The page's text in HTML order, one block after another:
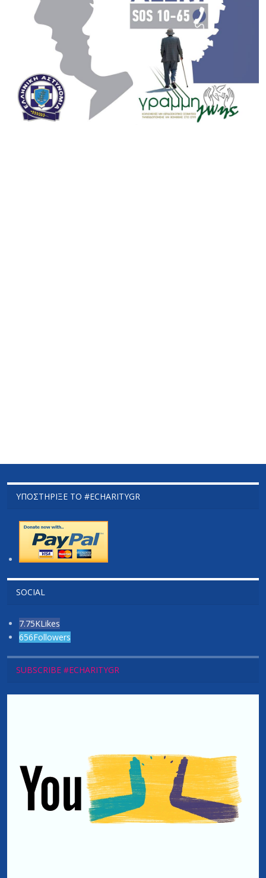
ΥΠΟΣΤΉΡΙΞΕ ΤΟ #ECHARITYGR
SOCIAL
7.75KLikes
656Followers
SUBSCRIBE #ECHARITYGR